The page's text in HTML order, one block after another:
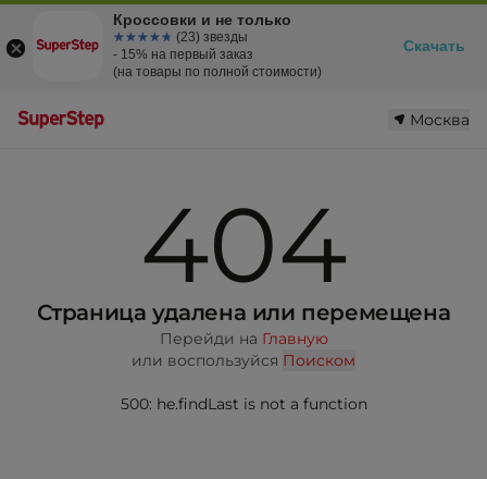
Москва
404
Страница удалена или перемещена
Перейди на Главную
или воспользуйся Поиском
500: he.findLast is not a function
Кроссовки и не только
☆☆☆☆☆
★★★★★ (23) звезды
- 15% на первый заказ
(на товары по полной стоимости)
Скачать